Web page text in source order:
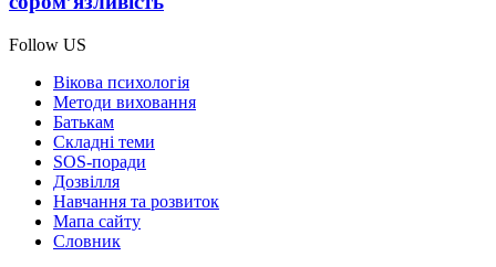
Follow US
Вікова психологія
Методи виховання
Батькам
Складні теми
SOS-поради
Дозвілля
Навчання та розвиток
Мапа сайту
Словник